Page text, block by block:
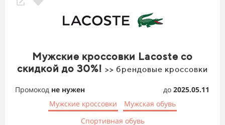
Мужские кроссовки Lacoste со
скидкой до 30%! >> брендовые кроссовки
Промокод не нужен до 2025.05.11
Мужские кроссовки
Мужская обувь
Спортивная обувь